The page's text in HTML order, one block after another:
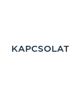
KAPCSOLAT